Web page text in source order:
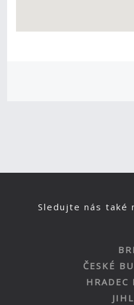
Sledujte nás také
ČESKÉ
HRADEC